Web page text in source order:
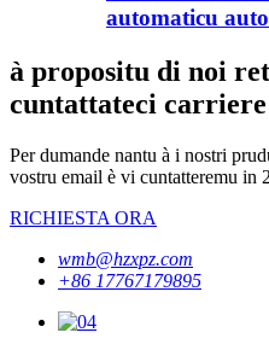
automaticu
à propositu di noi
cuntattateci carriere
Per dumande nantu à i nostri
vostru email è vi cuntatteremu in
RICHIESTA ORA
wmb@hzxpz.com
+86 17767179895